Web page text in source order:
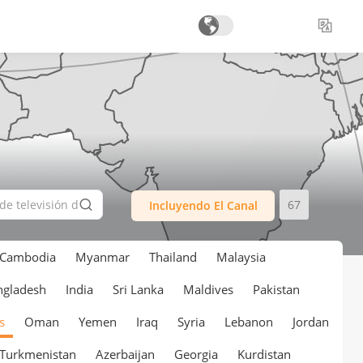
Incluyendo El Canal 67
Cambodia Myanmar Thailand
Malaysia
India Sri Lanka Maldives
Pakistan
Oman Yemen Iraq Syria Lebanon
Jordan
Turkmenistan
Azerbaijan Georgia Kurdistan